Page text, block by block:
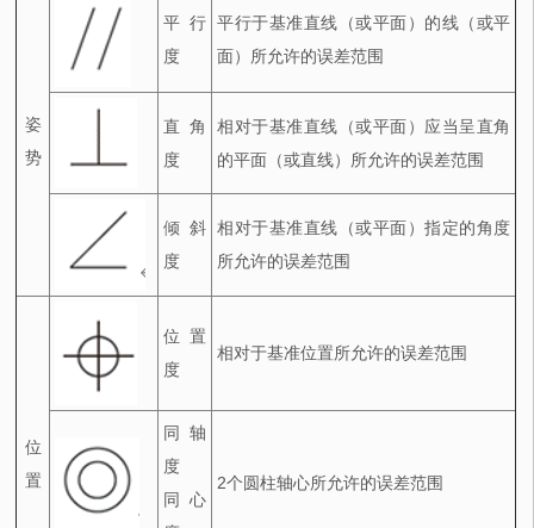
姿
势
平行
度
平行于基准直线（或平面）的线（或平
面）所允许的误差范围
直角
度
相对于基准直线（或平面）应当呈直角
的平面（或直线）所允许的误差范围
倾斜
度
相对于基准直线（或平面）指定的角度
所允许的误差范围
位
置
位置
度
相对于基准位置所允许的误差范围
同轴
度
同心
2个圆柱轴心所允许的误差范围